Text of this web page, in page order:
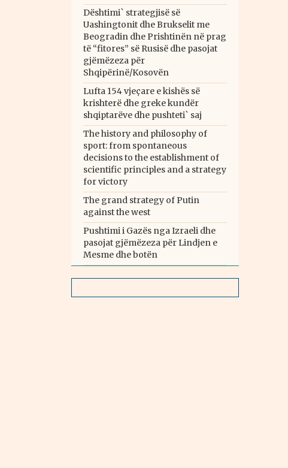
Dështimi` strategjisë së
Uashingtonit dhe Brukselit me
Beogradin dhe Prishtinën në prag
të “fitores” së Rusisë dhe pasojat
gjëmëzeza për
Shqipërinë/Kosovën
Lufta 154 vjeçare e kishës së
krishterë dhe greke kundër
shqiptarëve dhe pushteti` saj
The history and philosophy of
sport: from spontaneous
decisions to the establishment of
scientific principles and a strategy
for victory
The grand strategy of Putin
against the west
Pushtimi i Gazës nga Izraeli dhe
pasojat gjëmëzeza për Lindjen e
Mesme dhe botën